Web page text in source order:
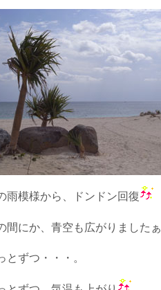
雨模様から、ドンドン回復
間にか、青空も広がりましたぁ
とずつ・・・。